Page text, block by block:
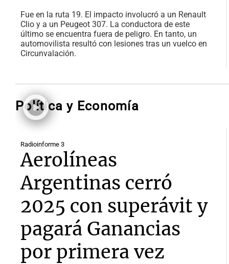
Fue en la ruta 19. El impacto involucró a un Renault
Clio y a un Peugeot 307. La conductora de este
último se encuentra fuera de peligro. En tanto, un
automovilista resultó con lesiones tras un vuelco en
Circunvalación.
Política y Economía
Radioinforme 3
Aerolíneas
Argentinas cerró
2025 con superávit y
pagará Ganancias
por primera vez